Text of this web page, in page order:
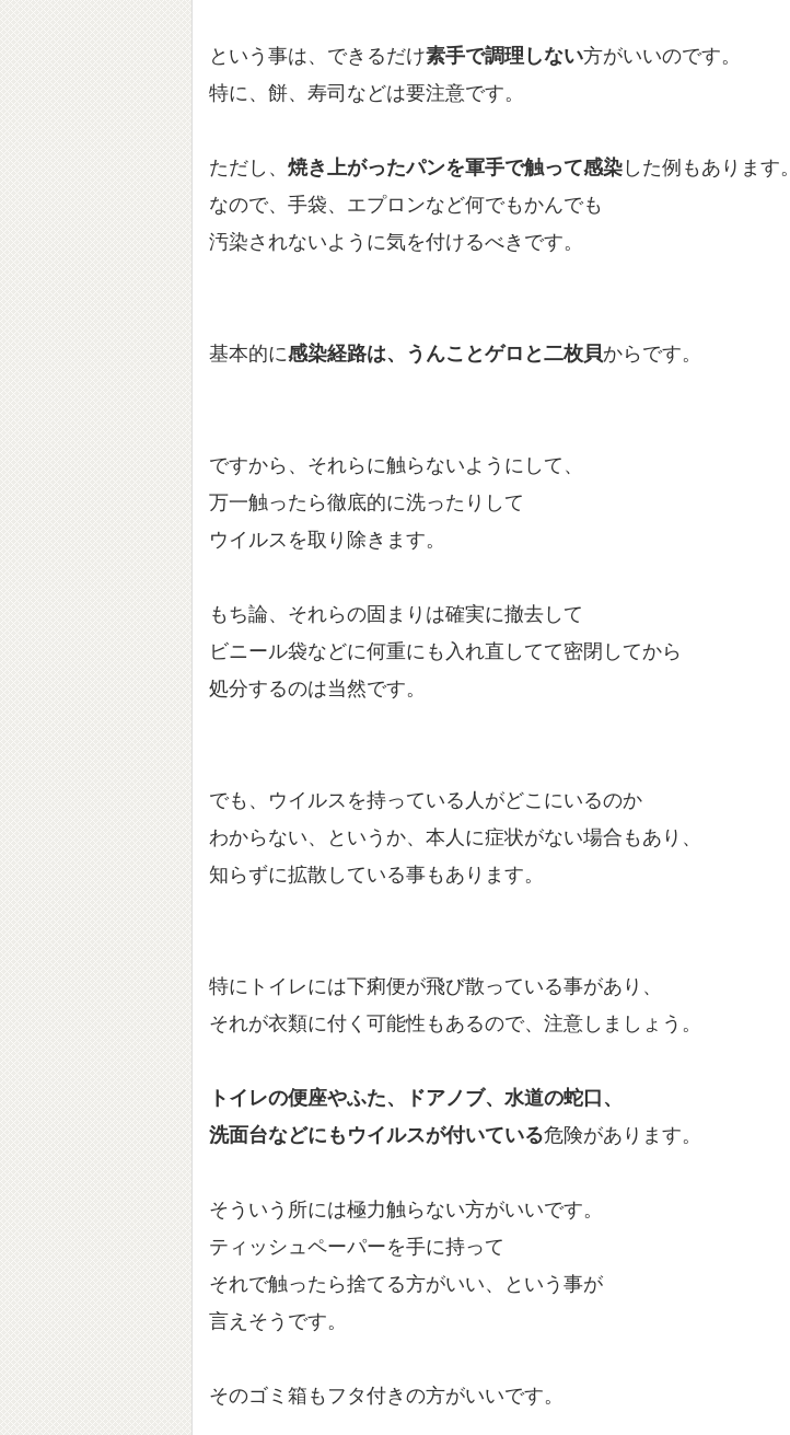
という事は、できるだけ素手で調理しない方がいいのです。
特に、餅、寿司などは要注意です。
ただし、 焼き上がったパンを軍手で触って感染 した例もあります。
なので、手袋、エプロンなど何でもかんでも
汚染されないように気を付けるべきです。
基本的に感染経路は、うんことゲロと二枚貝からです。
ですから、それらに触らないようにして、
万一触ったら徹底的に洗ったりして
ウイルスを取り除きます。
もち論、それらの固まりは確実に撤去して
ビニール袋などに何重にも入れ直してて密閉してから
処分するのは当然です。
でも、ウイルスを持っている人がどこにいるのか
わからない、というか、本人に症状がない場合もあり、
知らずに拡散している事もあります。
特にトイレには下痢便が飛び散っている事があり、
それが衣類に付く可能性もあるので、注意しましょう。
トイレの便座やふた、ドアノブ、水道の蛇口、
洗面台などにもウイルスが付いている危険があります。
そういう所には極力触らない方がいいです。
ティッシュペーパーを手に持って
それで触ったら捨てる方がいい、という事が
言えそうです。
そのゴミ箱もフタ付きの方がいいです。